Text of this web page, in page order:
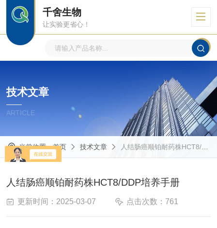
千舍生物
让实验更省心！
技术文章
ARTICLE
当前位置：首页 技术文章 人结肠癌顺铂耐药株HCT8/DDP培养手册
人结肠癌顺铂耐药株HCT8/DDP培养手册
更新时间：2025-03-07 点击次数：761